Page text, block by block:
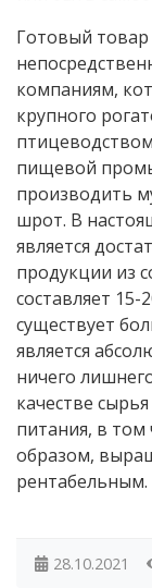
Готовый
компаниям,
крупного
пищевой
производить
шрот. В
является
продукции из
составляет
существует
является
ничего
качестве
питания, в том
образом,
рентабельным.
28.10.2021